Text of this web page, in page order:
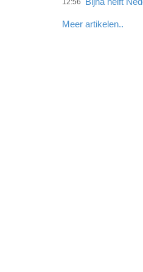
12:56
Meer artikelen..